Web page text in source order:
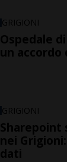
GRIGIONI
Ospedale
un accordo
GRIGIONI
Sharepoint
nei
dati